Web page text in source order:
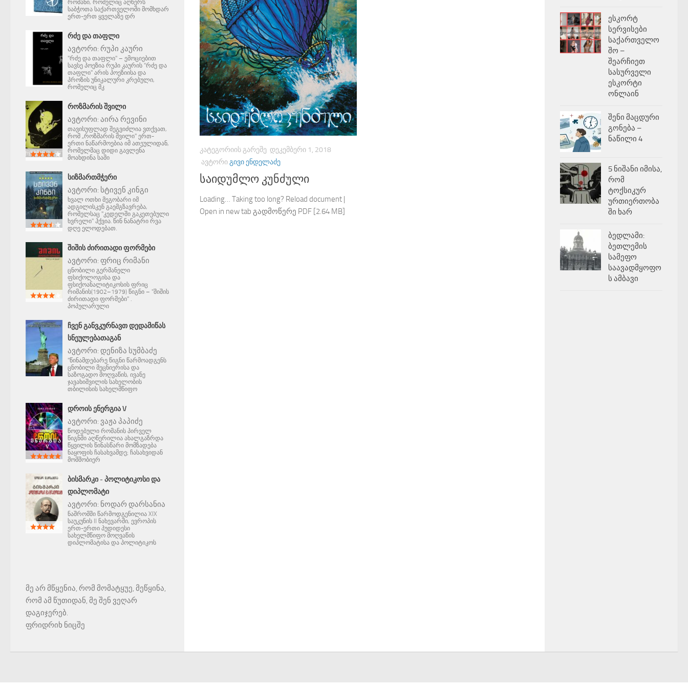
ᲙᲐᲢᲔᲒᲝᲠᲘᲘᲡ ᲒᲐᲠᲔᲨᲔ ᲓᲔᲙᲔᲛᲑᲔᲠᲘ 1, 2018
ᲐᲕᲢᲝᲠᲘᲒᲘᲕᲘ ᲔᲜᲓᲔᲚᲐᲫᲔ
საიდუმლო კუნძული
Loading… Taking too long? Reload document |
Open in new tab გადმოწერე PDF [2.64 MB]
რომანი, რომელიც აღწერს
საბჭოთა საქართველოში მომხდარ
ერთ-ერთ ყველაზე დრ
ᲠᲫᲔ ᲓᲐ ᲗᲐᲤᲚᲘ
ავტორი: რუპი კაური
"რძე და თაფლი" – ემოციებით
სავსე პოეზია რუპი კაურის "რძე და
თაფლი" არის პოეზიისა და
პროზის უნიკალური კრებული,
რომელიც მკ
ᲠᲝᲖᲛᲐᲠᲘᲡ ᲨᲕᲘᲚᲘ
ავტორი: აირა რევინი
თავისუფლად შეგვიძლია ვთქვათ,
რომ „როზმარის შვილი" ერთ-
ერთი ნაწარმოებია იმ ათეულიდან,
რომელმაც დიდი გავლენა
მოახდინა საში
ᲡᲘᲖᲛᲐᲠᲗᲛᲭᲔᲠᲘ
ავტორი: სტივენ კინგი
ხვალ ოთხი მეგობარი იმ
ადგილისკენ გაემგზავრება,
რომელსაც "კედელში გაკეთებული
ხვრელი" ჰქვია. წინ ნანატრი რვა
დღე ელოდებათ.
ᲨᲘᲨᲘᲡ ᲫᲘᲠᲘᲗᲐᲓᲘ ᲤᲝᲠᲛᲔᲑᲘ
ავტორი: ფრიც რიმანი
ცნობილი გერმანელი
ფსიქოლოგისა და
ფსიქოანალიტიკოსის ფრიც
რიმანის(1902–1979) წიგნი – "შიშის
ძირითადი ფორმები" .
პოპულარული
ᲩᲕᲔᲜ ᲒᲐᲜᲕᲙᲣᲠᲜᲐᲕᲗ ᲓᲔᲓᲐᲛᲘᲬᲐᲡ
ᲡᲜᲔᲣᲚᲔᲑᲐᲗᲐᲒᲐᲜ
ავტორი: დენიზა სუმბაძე
"წინამდებარე წიგნი წარმოადგენს
ცნობილი მეცნიერისა და
საზოგადო მოღვაწის, ივანე
ჯავახიშვილის სახელობის
თბილისის სახელმწიფო
ᲓᲠᲝᲘᲡ ᲔᲜᲔᲠᲒᲘᲐ V
ავტორი: ვაჟა პაპიძე
წოდებული რომანის პირველ
წიგნში აღწერილია ახალგაზრდა
წყვილის წინასწარი მომზადება
ნაყოფის ჩასახვამდე; ჩასახვიდან
მომშობიერ
ᲑᲘᲡᲛᲐᲠᲙᲘ - ᲞᲝᲚᲘᲢᲘᲙᲝᲡᲘ ᲓᲐ
ᲓᲘᲞᲚᲝᲛᲐᲢᲘ
ავტორი: ნოდარ დარსანია
ნაშრომში წარმოდგენილია XIX
საუკუნის II ნახევარში, ევროპის
ერთ-ერთი პუდიდესი
სახელმწიფო მოღვაწის
დიპლომატისა და პოლიტიკოს
მე არ მწყენია, რომ მომატყუე, მეწყინა,
რომ ამ წუთიდან, მე შენ ვეღარ
დაგიჯერებ.
ფრიდრიხ ნიცშე
ესკორტ
სერვისები
საქართველო
შო –
შეარჩიეთ
სასურველი
ესკორტი
ონლაინ
შენი მაცდური
გონება –
ნაწილი 4
5 ნიშანი იმისა,
რომ
ტოქსიკურ
ურთიერთობა
ში ხარ
ბედლამი:
ბეთლემის
სამეფო
საავადმყოფო
ს ამბავი